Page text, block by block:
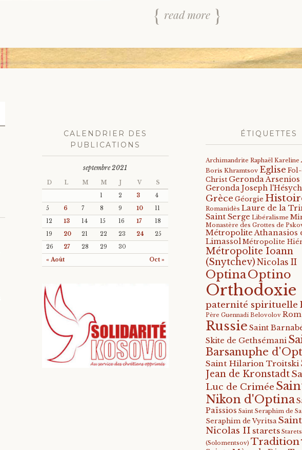
read more
CALENDRIER DES
PUBLICATIONS
septembre 2021
D L M M V S
« Août Oct »
1 2 3
4
5
6 7 8 9 10
11
12
13 14 15 16 17
18
19
20 21 22 23 24
25
26
27 28 29 30
ÉTIQUETTES
Archimandrite Raphaël Kareline
Boris Khramtsov Eglise
Christ Geronda Arsenios
Geronda Joseph
Grèce Géorgie
Romanidès Laure de la
Saint Serge Libéralisme
Monastère des Grottes de
Métropolite Athanasios
Limassol Métropolite
Métropolite Ioann
(Snytchev) Nicolas II
OptinaOptino
Orthodoxie
paternité spirituelle
Père Guennadi Belovolov
Russie Saint
Skite de Gethsémani
Barsanuphe
Saint Hilarion Troitski
Jean de Kronstadt
Luc de Crimée
Nikon d'Optina
Païssios Saint Seraphim de
Seraphim de Vyritsa
Nicolas II starets
(Solomentsov) Tradition